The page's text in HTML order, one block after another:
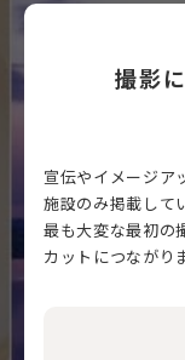
撮影
宣伝やイメージア
施設のみ掲載して
最も大変な最初の
カットにつながり